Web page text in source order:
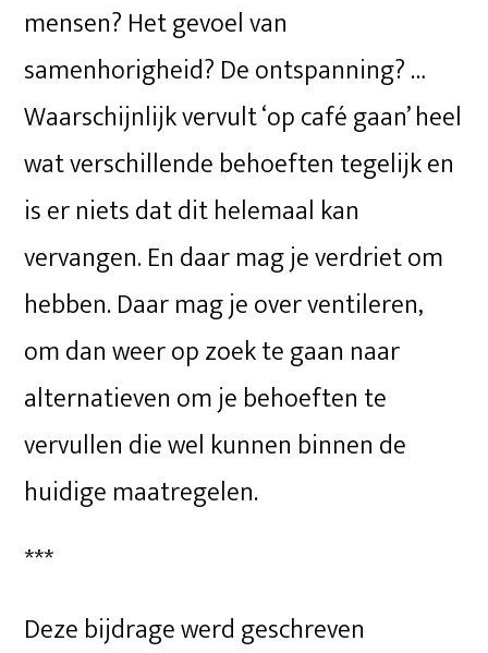
mensen? Het gevoel van
samenhorigheid? De ontspanning? …
Waarschijnlijk vervult ‘op café gaan’ heel
wat verschillende behoeften tegelijk en
is er niets dat dit helemaal kan
vervangen. En daar mag je verdriet om
hebben. Daar mag je over ventileren,
om dan weer op zoek te gaan naar
alternatieven om je behoeften te
vervullen die wel kunnen binnen de
huidige maatregelen.
***
Deze bijdrage werd geschreven